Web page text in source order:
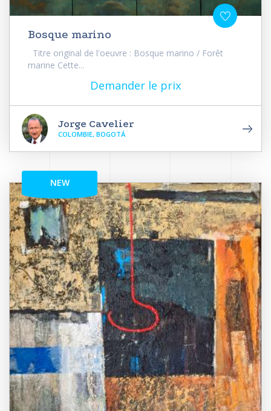
Bosque marino
Titre original de l'oeuvre : Bosque marino / Forêt
marine Cette...
Demander le prix
Jorge Cavelier
COLOMBIE, BOGOTÁ
NEW